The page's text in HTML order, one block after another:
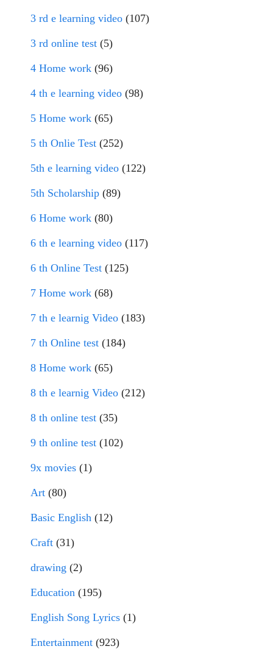
3 rd e learning video (107)
3 rd online test (5)
4 Home work (96)
4 th e learning video (98)
5 Home work (65)
5 th Onlie Test (252)
5th e learning video (122)
5th Scholarship (89)
6 Home work (80)
6 th e learning video (117)
6 th Online Test (125)
7 Home work (68)
7 th e learnig Video (183)
7 th Online test (184)
8 Home work (65)
8 th e learnig Video (212)
8 th online test (35)
9 th online test (102)
9x movies (1)
Art (80)
Basic English (12)
Craft (31)
drawing (2)
Education (195)
English Song Lyrics (1)
Entertainment (923)